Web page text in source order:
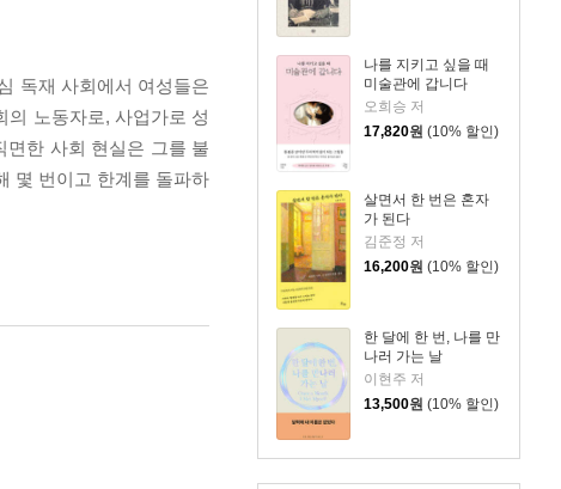
나를 지키고 싶을 때
미술관에 갑니다
오희승 저
17,820원 (10% 할인)
살면서 한 번은 혼자
가 된다
김준정 저
16,200원 (10% 할인)
한 달에 한 번, 나를 만
나러 가는 날
이현주 저
13,500원 (10% 할인)
독재 사회에서 여성들은
의 노동자로, 사업가로 성
면한 사회 현실은 그를 불
몇 번이고 한계를 돌파하